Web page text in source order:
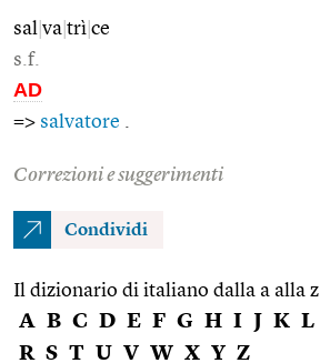
sal va trì ce
s.f.
AD
=> salvatore
Correzioni e suggerimenti
Condividi
Il dizionario di italiano dalla a alla z
A B C D E F G H I J K L
R S T U V W X Y Z